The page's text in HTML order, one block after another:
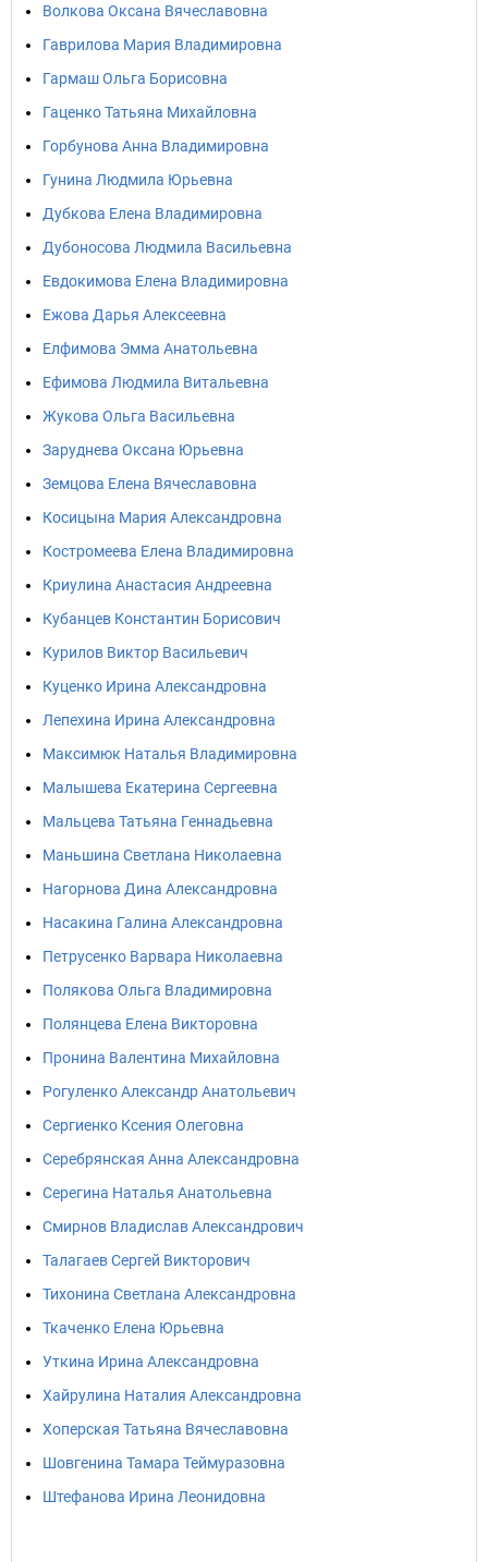
Волкова Оксана Вячеславовна
Гаврилова Мария Владимировна
Гармаш Ольга Борисовна
Гаценко Татьяна Михайловна
Горбунова Анна Владимировна
Гунина Людмила Юрьевна
Дубкова Елена Владимировна
Дубоносова Людмила Васильевна
Евдокимова Елена Владимировна
Ежова Дарья Алексеевна
Елфимова Эмма Анатольевна
Ефимова Людмила Витальевна
Жукова Ольга Васильевна
Заруднева Оксана Юрьевна
Земцова Елена Вячеславовна
Косицына Мария Александровна
Костромеева Елена Владимировна
Криулина Анастасия Андреевна
Кубанцев Константин Борисович
Курилов Виктор Васильевич
Куценко Ирина Александровна
Лепехина Ирина Александровна
Максимюк Наталья Владимировна
Малышева Екатерина Сергеевна
Мальцева Татьяна Геннадьевна
Маньшина Светлана Николаевна
Нагорнова Дина Александровна
Насакина Галина Александровна
Петрусенко Варвара Николаевна
Полякова Ольга Владимировна
Полянцева Елена Викторовна
Пронина Валентина Михайловна
Рогуленко Александр Анатольевич
Сергиенко Ксения Олеговна
Серебрянская Анна Александровна
Серегина Наталья Анатольевна
Смирнов Владислав Александрович
Талагаев Сергей Викторович
Тихонина Светлана Александровна
Ткаченко Елена Юрьевна
Уткина Ирина Александровна
Хайрулина Наталия Александровна
Хоперская Татьяна Вячеславовна
Шовгенина Тамара Теймуразовна
Штефанова Ирина Леонидовна